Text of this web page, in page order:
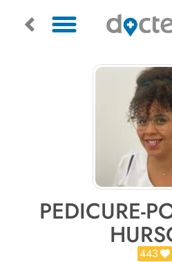
PEDICURE-
443